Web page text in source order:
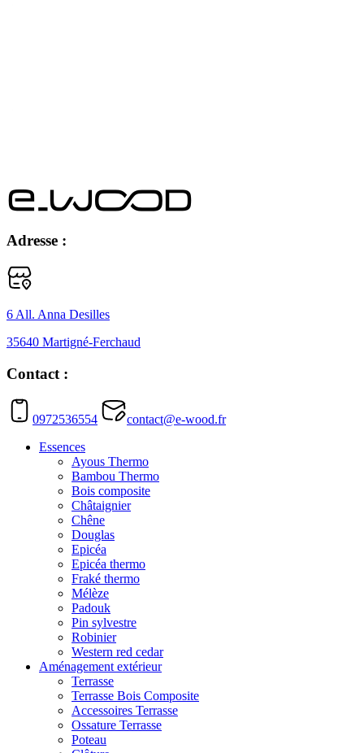
Adresse :
6 All. Anna Desilles
35640 Martigné-Ferchaud
Contact :
0972536554
contact@e-wood.fr
Essences
Ayous Thermo
Bambou Thermo
Bois composite
Châtaignier
Chêne
Douglas
Epicéa
Epicéa thermo
Fraké thermo
Mélèze
Padouk
Pin sylvestre
Robinier
Western red cedar
Aménagement extérieur
Terrasse
Terrasse Bois Composite
Accessoires Terrasse
Ossature Terrasse
Poteau